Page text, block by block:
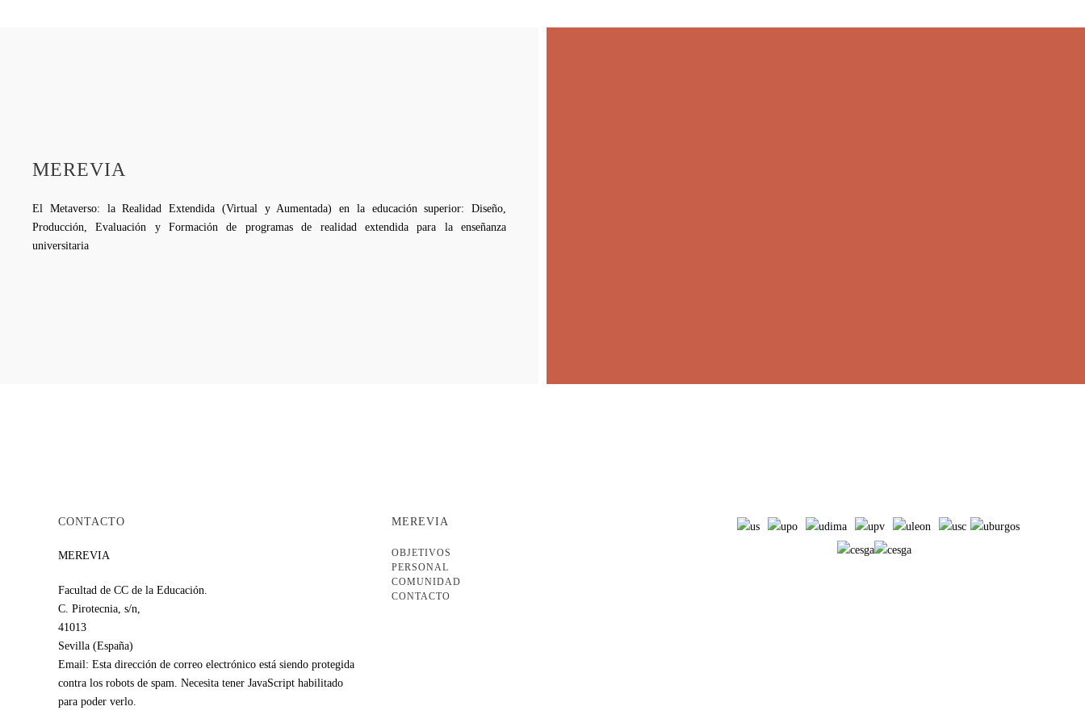
MEREVIA
El Metaverso: la Realidad Extendida (Virtual y Aumentada) en la educación superior: Diseño,
Producción, Evaluación y Formación de programas de realidad extendida para la enseñanza
universitaria
CONTACTO
MEREVIA
Facultad de CC de la Educación.
C. Pirotecnia, s/n,
41013
Sevilla (España)
Email: Esta dirección de correo electrónico está siendo protegida
contra los robots de spam. Necesita tener JavaScript habilitado
para poder verlo.
MEREVIA
OBJETIVOS
PERSONAL
COMUNIDAD
CONTACTO